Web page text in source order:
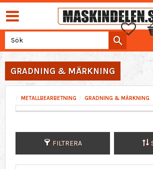
GRADNING & MÄRKNING
METALLBEARBETNING GRADNING & MÄRKNING
FILTRERA